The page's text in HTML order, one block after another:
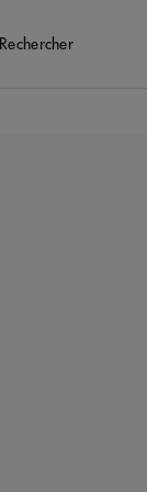
Rechercher